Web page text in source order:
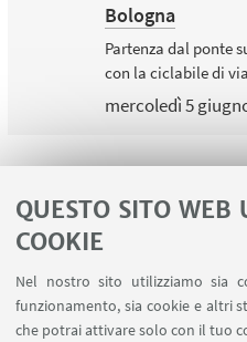
QUESTO SITO WEB
COOKIE
Nel nostro sito utilizziamo sia
funzionamento, sia cookie e altri
che potrai attivare solo con il tuo
Bologna
Partenza dal ponte
con la ciclabile di
mercoledì 5
Area